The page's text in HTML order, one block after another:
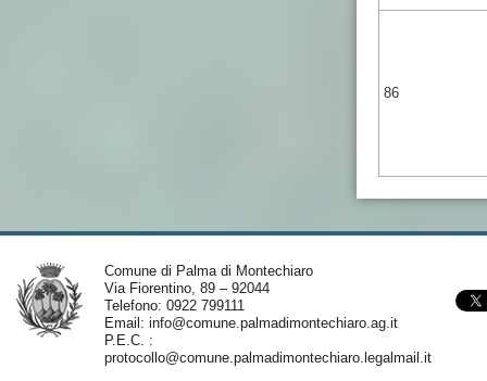
86
Comune di Palma di Montechiaro
Via Fiorentino, 89 – 92044
Telefono: 0922 799111
Email: info@comune.palmadimontechiaro.ag.it
P.E.C. :
protocollo@comune.palmadimontechiaro.legalmail.it